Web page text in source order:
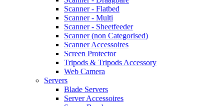
Scanner - Flatbed
Scanner - Multi
Scanner - Sheetfeeder
Scanner (non Categorised)
Scanner Accessoires
Screen Protector
Tripods & Tripods Accessory
Web Camera
Servers
Blade Servers
Server Accessoires